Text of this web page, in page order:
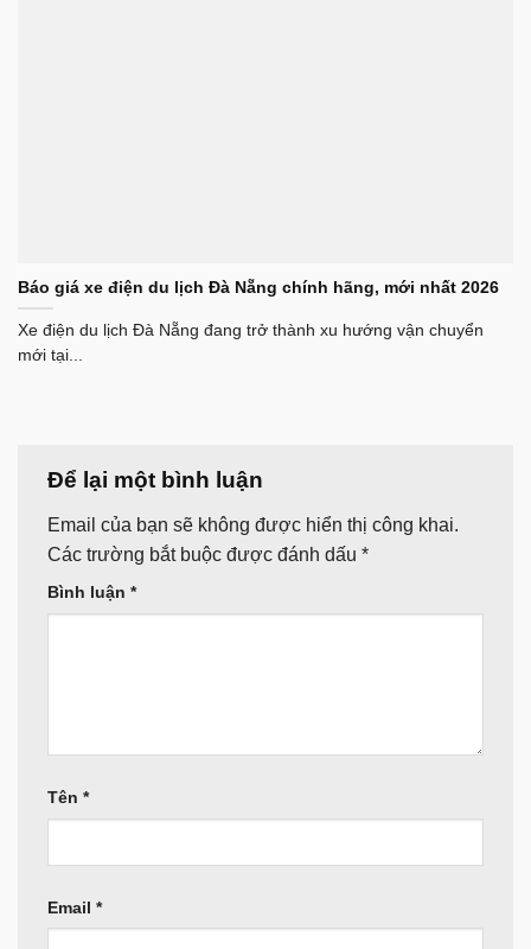
Báo giá xe điện du lịch Đà Nẵng chính hãng, mới nhất 2026
Xe điện du lịch Đà Nẵng đang trở thành xu hướng vận chuyển
mới tại...
Để lại một bình luận
Email của bạn sẽ không được hiển thị công khai.
Các trường bắt buộc được đánh dấu *
Bình luận *
Tên *
Email *